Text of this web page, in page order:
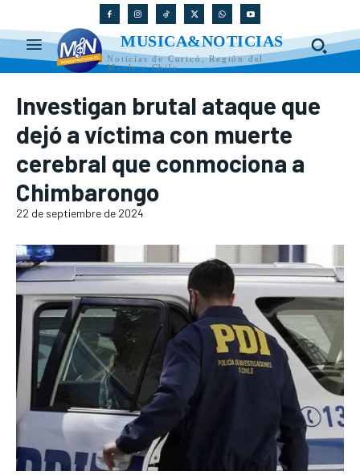
MUSICA&NOTICIAS
Noticias de Curicó, Región del
Maule y Chile
Investigan brutal ataque que
dejó a víctima con muerte
cerebral que conmociona a
Chimbarongo
22 de septiembre de 2024